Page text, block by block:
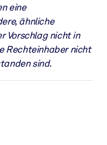
eine
ähnliche
Vorschlag nicht in
Rechteinhaber nicht
sind.